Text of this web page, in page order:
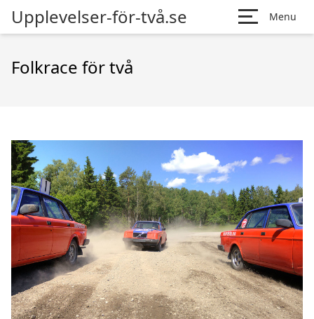
Upplevelser-för-två.se Menu
Folkrace för två